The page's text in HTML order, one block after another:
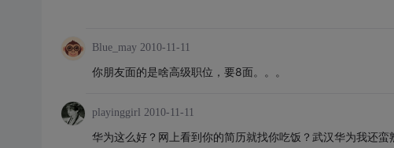
Blue_may 2010-11-11
你朋友面的是啥高级职位，要8面。。。
playinggirl 2010-11-11
华为这么好？网上看到你的简历就找你吃饭？武汉华为我还